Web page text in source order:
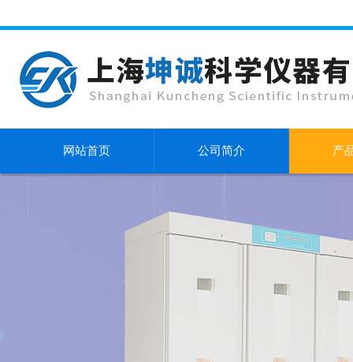
网站首页 公司简介 产